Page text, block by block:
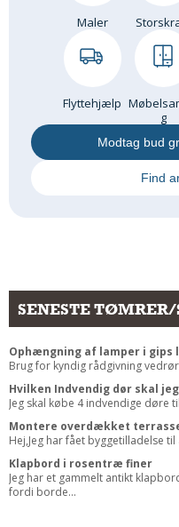
Maler
Flyttehjælp
g
Modtag bud
Find
SENESTE
Ophængning af lamper i gips
Brug for kyndig rådgivning
Hvilken Indvendig dør skal
Jeg skal købe 4 indvendige døre
Montere overdækket
Hej,Jeg har fået byggetilladelse
Klapbord i rosentræ finer
Jeg har et gammelt antikt
fordi borde...